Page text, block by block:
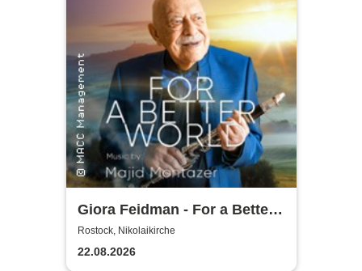
Giora Feidman - For a Better
World
Rostock, Nikolaikirche
22.08.2026